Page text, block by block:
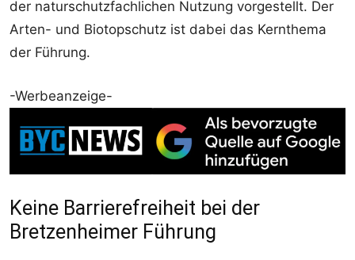
der naturschutzfachlichen Nutzung vorgestellt. Der
Arten- und Biotopschutz ist dabei das Kernthema
der Führung.
-Werbeanzeige-
Keine Barrierefreiheit bei der
Bretzenheimer Führung